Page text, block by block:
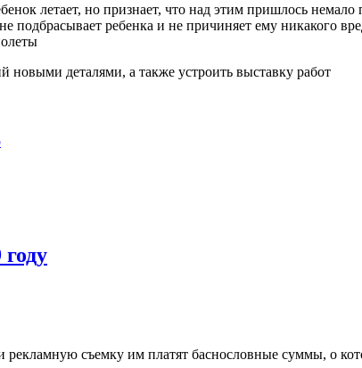
летает, но признает, что над этим пришлось
подбрасывает ребенка и не причиняет ему никакого
деталями, а также устроить выставку работ
съемку им платят баснословные суммы, о